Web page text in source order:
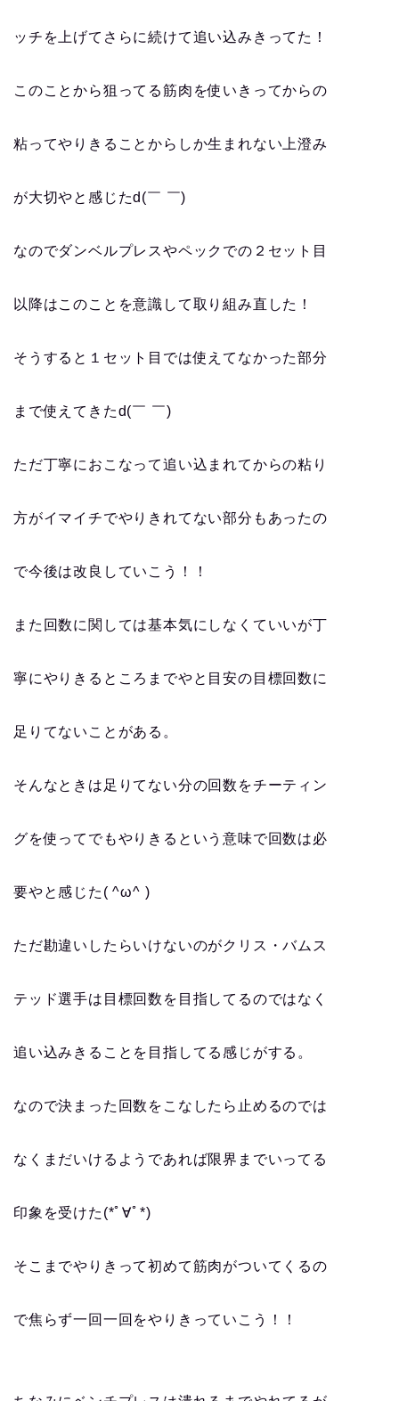
ッチを上げてさらに続けて追い込みきってた！
このことから狙ってる筋肉を使いきってからの
粘ってやりきることからしか生まれない上澄み
が大切やと感じたd(￣ ￣)
なのでダンベルプレスやペックでの２セット目
以降はこのことを意識して取り組み直した！
そうすると１セット目では使えてなかった部分
まで使えてきたd(￣ ￣)
ただ丁寧におこなって追い込まれてからの粘り
方がイマイチでやりきれてない部分もあったの
で今後は改良していこう！！
また回数に関しては基本気にしなくていいが丁
寧にやりきるところまでやと目安の目標回数に
足りてないことがある。
そんなときは足りてない分の回数をチーティン
グを使ってでもやりきるという意味で回数は必
要やと感じた( ^ω^ )
ただ勘違いしたらいけないのがクリス・バムス
テッド選手は目標回数を目指してるのではなく
追い込みきることを目指してる感じがする。
なので決まった回数をこなしたら止めるのでは
なくまだいけるようであれば限界までいってる
印象を受けた(*ﾟ∀ﾟ*)
そこまでやりきって初めて筋肉がついてくるの
で焦らず一回一回をやりきっていこう！！